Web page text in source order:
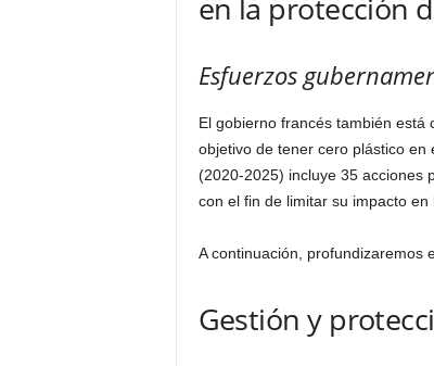
en la protección
Esfuerzos
El gobierno francés también
objetivo de tener cero plástico en
(2020-2025) incluye 35 acciones
con el fin de limitar su impacto en
A continuación, profundizaremos
Gestión y